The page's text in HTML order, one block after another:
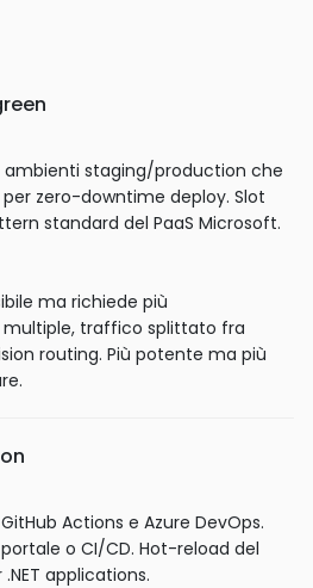
ambienti staging/production che
zero-downtime deploy. Slot
standard del PaaS Microsoft.
ma richiede più
multiple, traffico splittato fra
routing. Più potente ma più
Actions e Azure DevOps.
o CI/CD. Hot-reload del
applications.